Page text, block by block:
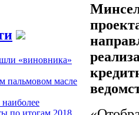
«виновника»
пальмовом масле
наиболее
по итогам 2018